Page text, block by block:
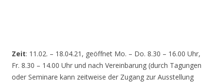
Zeit: 11.02. – 18.04.21, geöffnet Mo. – Do. 8.30 – 16.00 Uhr,
Fr. 8.30 – 14.00 Uhr und nach Vereinbarung (durch Tagungen
oder Seminare kann zeitweise der Zugang zur Ausstellung